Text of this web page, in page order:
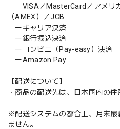
VISA／MasterCard／アメリ
（AMEX）／JCB
ーキャリア決済
ー銀行振込決済
ーコンビニ（Pay-easy）決済
ーAmazon Pay
【配送について】
・商品の配送先は、日本国内の
※配送システムの都合上、月末最
ません。